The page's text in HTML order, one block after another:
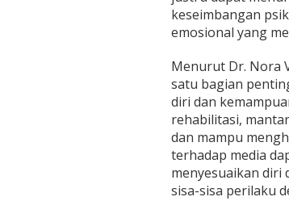
keseimbangan
emosional yang
Menurut Dr. Nora
satu bagian
diri dan
rehabilitasi,
dan mampu
terhadap media
menyesuaikan diri
sisa-sisa perilaku